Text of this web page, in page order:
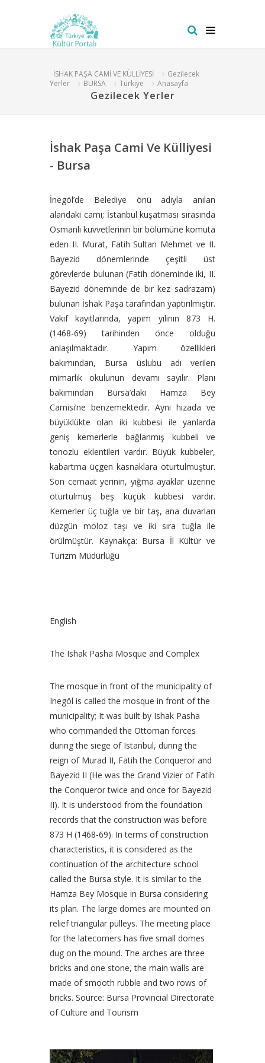
İSHAK PAŞA CAMİ VE KÜLLİYESİ
Gezilecek
Yerler
BURSA Türkiye Anasayfa
Gezilecek Yerler
İshak Paşa Cami Ve Külliyesi
- Bursa
İnegöl’de Belediye önü adıyla anılan
alandaki cami; İstanbul kuşatması sırasında
Osmanlı kuvvetlerinin bir bölümüne komuta
eden II. Murat, Fatih Sultan Mehmet ve II.
Bayezid dönemlerinde çeşitli üst
görevlerde bulunan (Fatih döneminde iki, II.
Bayezid döneminde de bir kez sadrazam)
bulunan İshak Paşa tarafından yaptırılmıştır.
Vakıf kayıtlarında, yapım yılının 873 H.
(1468-69) tarihinden önce olduğu
anlaşılmaktadır. Yapım özellikleri
bakımından, Bursa üslubu adı verilen
mimarlık okulunun devamı sayılır. Planı
bakımından Bursa’daki Hamza Bey
Camisi’ne benzemektedir. Aynı hizada ve
büyüklükte olan iki kubbesi ile yanlarda
geniş kemerlerle bağlanmış kubbeli ve
tonozlu eklentileri vardır. Büyük kubbeler,
kabartma üçgen kasnaklara oturtulmuştur.
Son cemaat yerinin, yığma ayaklar üzerine
oturtulmuş beş küçük kubbesi vardır.
Kemerler üç tuğla ve bir taş, ana duvarları
düzgün moloz taşı ve iki sıra tuğla ile
örülmüştür. Kaynakça: Bursa İl Kültür ve
Turizm Müdürlüğü
English
The Ishak Pasha Mosque and Complex
The mosque in front of the municipality of
Inegöl is called the mosque in front of the
municipality; It was built by Ishak Pasha
who commanded the Ottoman forces
during the siege of Istanbul, during the
reign of Murad II, Fatih the Conqueror and
Bayezid II (He was the Grand Vizier of Fatih
the Conqueror twice and once for Bayezid
II). It is understood from the foundation
records that the construction was before
873 H (1468-69). In terms of construction
characteristics, it is considered as the
continuation of the architecture school
called the Bursa style. It is similar to the
Hamza Bey Mosque in Bursa considering
its plan. The large domes are mounted on
relief triangular pulleys. The meeting place
for the latecomers has five small domes
dug on the mound. The arches are three
bricks and one stone, the main walls are
made of smooth rubble and two rows of
bricks. Source: Bursa Provincial Directorate
of Culture and Tourism